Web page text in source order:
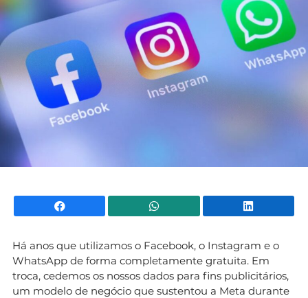
Facebook WhatsApp
Há anos que utilizamos o Facebook, o Instagram e o
WhatsApp de forma completamente gratuita. Em
troca, cedemos os nossos dados para fins publicitários,
um modelo de negócio que sustentou a Meta durante